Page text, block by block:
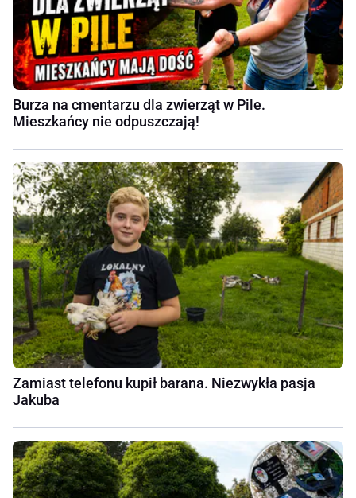
Burza na cmentarzu dla zwierząt w Pile.
Mieszkańcy nie odpuszczają!
Zamiast telefonu kupił barana. Niezwykła pasja
Jakuba